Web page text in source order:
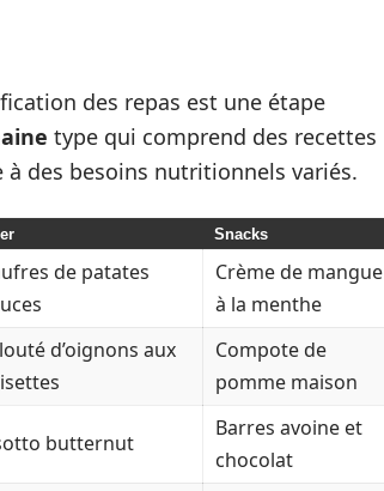
des repas est une étape
type qui comprend des recettes
des besoins nutritionnels variés.
Snacks
de patates
Crème de mangue
à la menthe
d’oignons aux
Compote de
pomme maison
butternut
Barres avoine et
chocolat